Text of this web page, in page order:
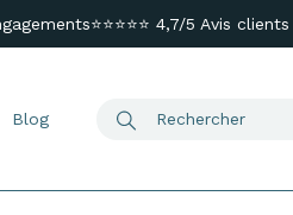
⭐⭐⭐⭐⭐ 4,7/5 Avis clients
Blog